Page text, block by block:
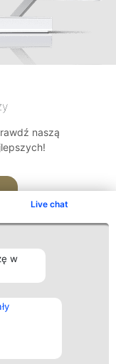
Live chat
w
naszą
Kontakt
Kontakt